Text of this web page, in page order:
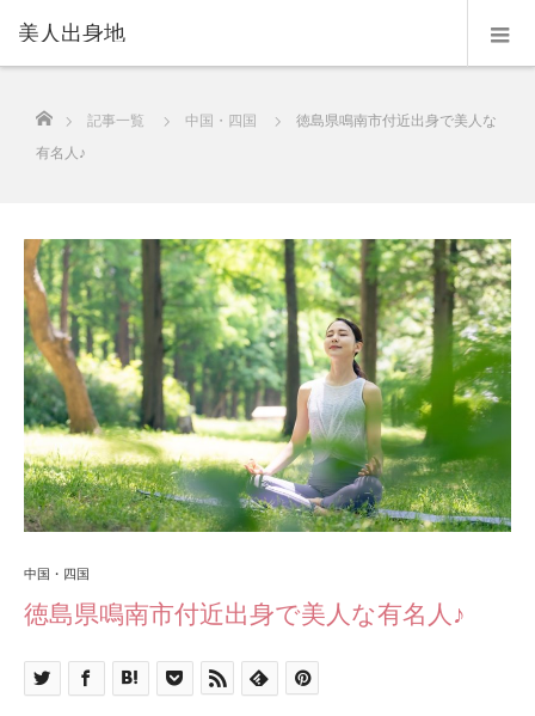
美人出身地
ホーム
記事一覧 中国・四国
徳島県鳴南市付近出身で美人な
有名人♪
中国・四国
徳島県鳴南市付近出身で美人な有名人♪